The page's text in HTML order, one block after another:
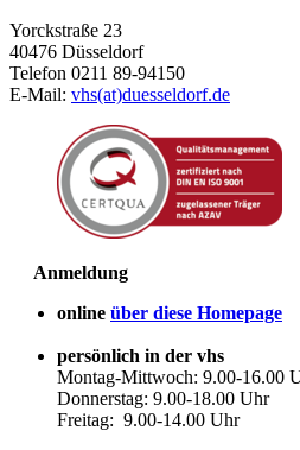
Yorckstraße 23
40476 Düsseldorf
Telefon 0211 89-94150
E-Mail: vhs(at)duesseldorf.de
Anmeldung
online über diese Homepage
persönlich in der vhs
Montag-Mittwoch: 9.00-16.00
Donnerstag: 9.00-18.00 Uhr
Freitag: 9.00-14.00 Uhr